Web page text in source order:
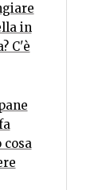
in
C'è
cosa